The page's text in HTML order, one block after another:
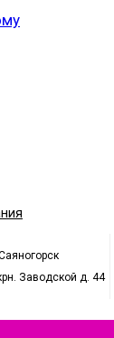
Заводской д. 44